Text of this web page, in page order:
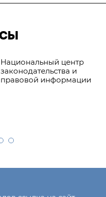
Национальный центр
законодательства и
правовой информации